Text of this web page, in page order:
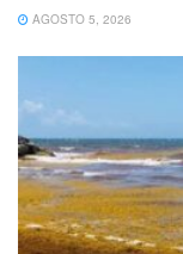
AGOSTO 5, 2026